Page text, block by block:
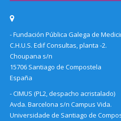
- Fundación Pública Galega de
C.H.U.S. Edif Consultas, planta -2.
Choupana s/n
15706 Santiago de Compostela
España
- CIMUS (PL2, despacho acristalado)
Avda. Barcelona s/n Campus Vida.
Universidade de Santiago de